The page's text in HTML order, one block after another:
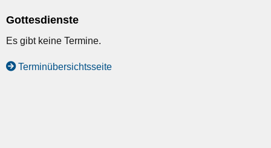
Gottesdienste
Es gibt keine Termine.
Terminübersichtsseite